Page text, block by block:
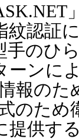
紋認証
手のひ
ーンに
報の
式のた
提供す